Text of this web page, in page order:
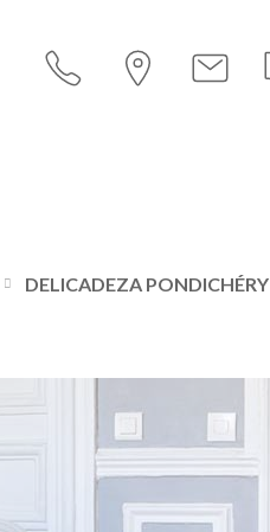
DELICADEZA PONDICHÉRY